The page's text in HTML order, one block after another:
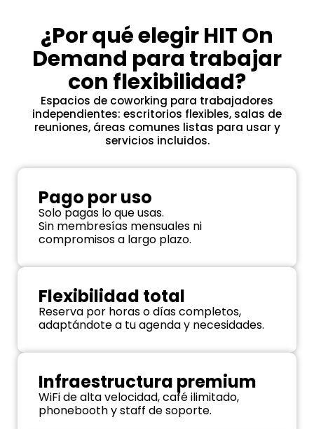
¿Por qué elegir HIT On
Demand para trabajar
con flexibilidad?
Espacios de coworking para trabajadores
independientes: escritorios flexibles, salas de
reuniones, áreas comunes listas para usar y
servicios incluidos.
Pago por uso
Solo pagas lo que usas.
Sin membresías mensuales ni
compromisos a largo plazo.
Flexibilidad total
Reserva por horas o días completos,
adaptándote a tu agenda y necesidades.
Infraestructura premium
WiFi de alta velocidad, café ilimitado,
phonebooth y staff de soporte.